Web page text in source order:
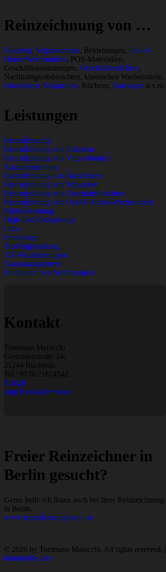
Reinzeichnung von …
Etiketten, Verpackungen, Beklebungen, Out-of-
Home-Werbemitteln, POS-Materialien,
Geschäftsausstattungen, Geschäftsberichten,
Nachhaltigkeitsberichten, klassischen Werbemitteln,
Broschüren, Magazinen, Büchern, Katalogen u.v.m.
Leistungen
Reinzeichnung
Reinzeichnung von Etiketten
Reinzeichnung von Verpackungen
Katalogerstellung
Reinzeichnung von Broschüren
Reinzeichnung von Magazinen
Reinzeichnung von Geschäftsberichten
Reinzeichnung von Out-Of-Home-Werbemitteln
Bildbearbeitung
High-End Composings
Litho
Printdesign
Mediengestaltung
3D-Visualisierungen
Colormanagement
Produktion von Werbemitteln
Kontakt
Tommaso Maiocchi
Gertrudenstraße 34c
21244 Buchholz
Tel.: 0176/21814542
E-Mail
zum Kontaktformular
Freier Reinzeichner in
Berlin gesucht?
Gerne helfe ich Ihnen auch bei Ihrer Reinzeichnung
in Berlin.
www.reinzeichnungberlin.de
© 2026 by Tommaso Maiocchi. All rights reserved. |
dummyfiles.dev